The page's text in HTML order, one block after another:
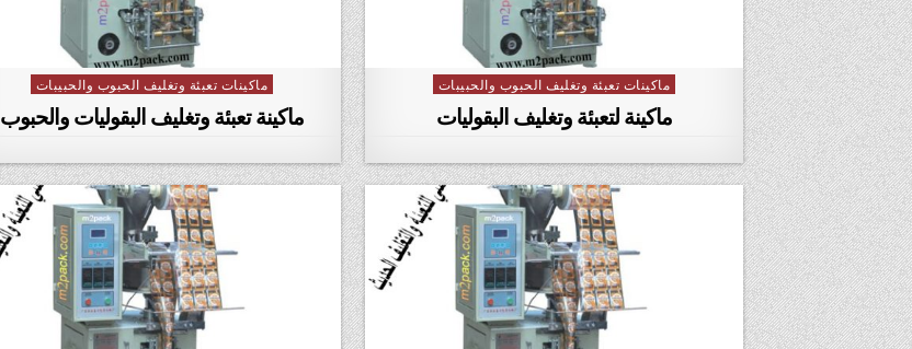
Posted in
ماكينات تعبئة وتغليف الحبوب والحبيبات
ماكينة لتعبئة وتغليف البقوليات
Posted in
ماكينات تعبئة وتغليف الحبوب والحبيبات
ماكينة تعبئة وتغليف البقوليات والحبوب